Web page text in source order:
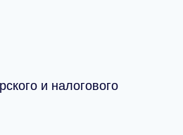
и налогового